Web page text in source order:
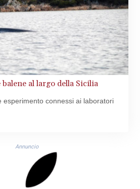
10128.411837
GTQ 8.795715
GYD 241.227629
HKD 9.058306
HNL 30.907112
HRK 7.534038
HTG 150.767698
HUF 362.223087
20682.294394
IQD
1510.627108
IRR
1587694.361999
al largo della Sicilia
esperimento connessi ai laboratori
Annuncio